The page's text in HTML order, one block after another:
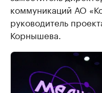
коммуникаций АО
руководитель
Корнышева.